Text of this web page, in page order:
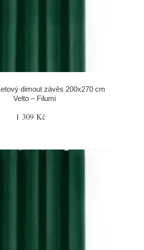
dimout závěs 200x270 cm
Velto – Filumi
1 309 Kč